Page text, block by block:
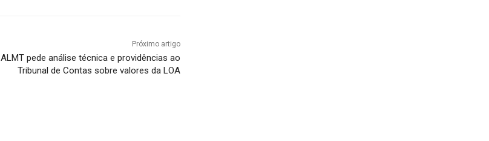
Próximo artigo
ALMT pede análise técnica e providências ao
Tribunal de Contas sobre valores da LOA